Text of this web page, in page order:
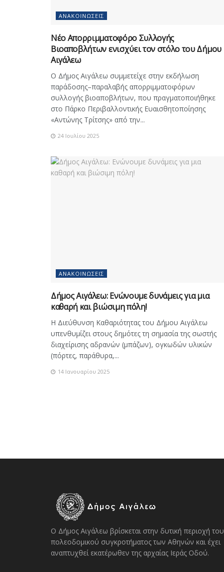
ΑΝΑΚΟΙΝΏΣΕΙΣ
Νέο Απορριμματοφόρο Συλλογής
Βιοαποβλήτων ενισχύει τον στόλο του Δήμου
Αιγάλεω
Ο Δήμος Αιγάλεω συμμετείχε στην εκδήλωση
παράδοσης–παραλαβής απορριμματοφόρων
συλλογής βιοαποβλήτων, που πραγματοποιήθηκε
στο Πάρκο Περιβαλλοντικής Ευαισθητοποίησης
«Αντώνης Τρίτσης» από την...
24 Ιουλίου 2025
ΑΝΑΚΟΙΝΏΣΕΙΣ
Δήμος Αιγάλεω: Ενώνουμε δυνάμεις για μια
καθαρή και βιώσιμη πόλη!
Η Διεύθυνση Καθαριότητας του Δήμου Αιγάλεω
υπενθυμίζει στους δημότες τη σημασία της σωστής
διαχείρισης αδρανών (μπάζων), ογκωδών υλικών
(πόρτες, παράθυρα,...
14 Ιανουαρίου 2025
Ο Δήμος Αιγάλεω βρίσκεται στην δυτική περιοχή του
πολεοδομικού συγκροτήματος των Αθηνών και έχει
αναπτυχθεί εκατέρωθεν της αρχαίας Ιεράς Οδού.